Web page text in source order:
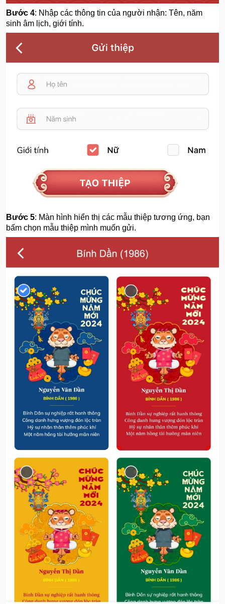
Bước 4: Nhập các thông tin của người nhận: Tên, năm
sinh âm lịch, giới tính.
Bước 5: Màn hình hiển thị các mẫu thiệp tương ứng, bạn
bấm chọn mẫu thiệp mình muốn gửi.